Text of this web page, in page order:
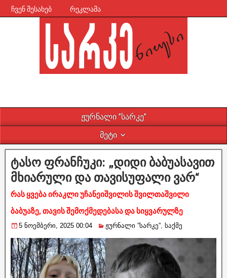
ჩვენ შესახებ რეკლამა
ჟურნალი ”სარკე”
მეტი
ტასო ფრანჩუკი: „დიდი ბაბუასავით
მხიარული და თავისუფალი ვარ“
რას ყვება ირაკლი უჩანეიშვილის შვილთაშვილი
ბაბუაზე, თავის შემოქმედებასა და სიყვარულზე
5 ნოემბერი, 2025 00:04 ჟურნალი ”სარკე”, საქმე